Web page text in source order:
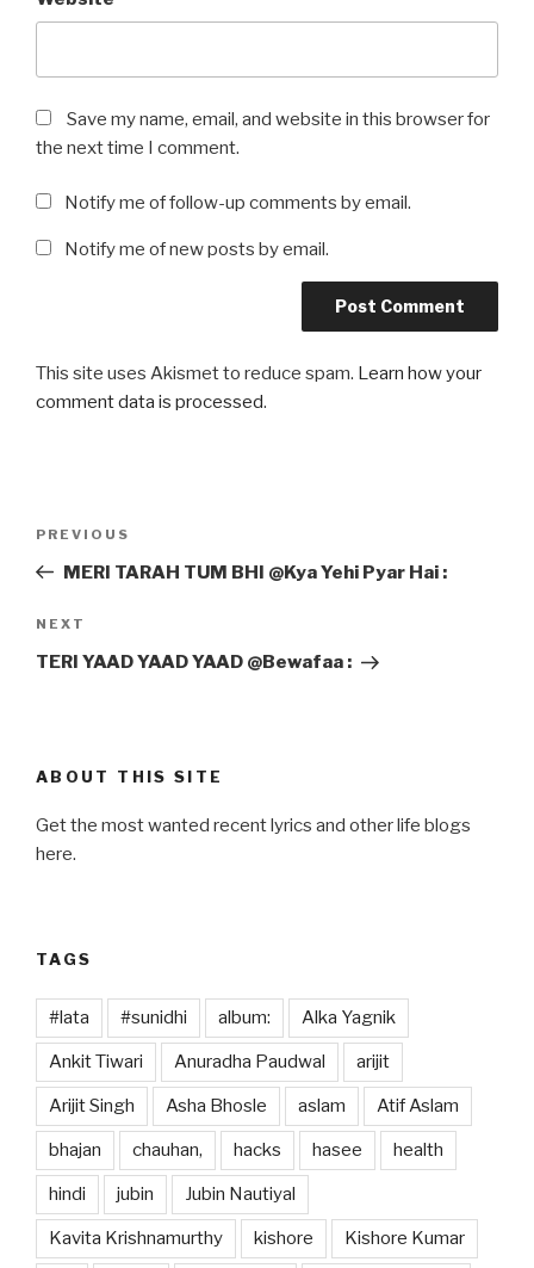
Save my name, email, and website in this browser for
the next time I comment.
Notify me of follow-up comments by email.
Notify me of new posts by email.
This site uses Akismet to reduce spam. Learn how your
comment data is processed.
Previous
Post
PREVIOUS
MERI TARAH TUM BHI @Kya Yehi Pyar Hai :
Next
Post
NEXT
TERI YAAD YAAD YAAD @Bewafaa :
ABOUT THIS SITE
Get the most wanted recent lyrics and other life blogs
here.
TAGS
#lata #sunidhi album: Alka Yagnik
Ankit Tiwari Anuradha Paudwal arijit
Arijit Singh Asha Bhosle aslam Atif Aslam
bhajan chauhan, hacks hasee health
hindi jubin Jubin Nautiyal
Kavita Krishnamurthy kishore Kishore Kumar